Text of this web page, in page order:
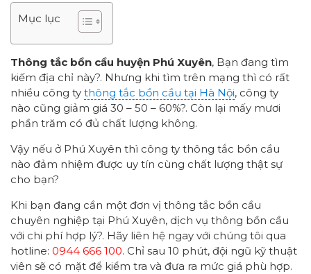
Mục lục
Thông tắc bồn cầu huyện Phú Xuyên, Bạn đang tìm
kiếm địa chỉ này?. Nhưng khi tìm trên mạng thì có rất
nhiều công ty thông tắc bồn cầu tại Hà Nội, công ty
nào cũng giảm giá 30 – 50 – 60%?. Còn lại mấy mươi
phần trăm có đủ chất lượng không.
Vậy nếu ở Phú Xuyên thì công ty thông tắc bồn cầu
nào đảm nhiệm được uy tín cùng chất lượng thật sự
cho bạn?
Khi bạn đang cần một đơn vị thông tắc bồn cầu
chuyên nghiệp tại Phú Xuyên, dịch vụ thông bồn cầu
với chi phí hợp lý?. Hãy liên hệ ngay với chúng tôi qua
hotline: 0944 666 100. Chỉ sau 10 phút, đội ngũ kỹ thuật
viên sẽ có mặt để kiểm tra và đưa ra mức giá phù hợp.